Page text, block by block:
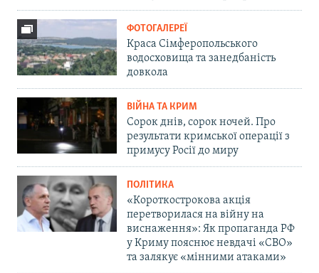
ФОТОГАЛЕРЕЇ
Краса Сімферопольського
водосховища та занедбаність
довкола
ВІЙНА ТА КРИМ
Сорок днів, сорок ночей. Про
результати кримської операції з
примусу Росії до миру
ПОЛІТИКА
«Короткострокова акція
перетворилася на війну на
виснаження»: Як пропаганда РФ
у Криму пояснює невдачі «СВО»
та залякує «мінними атаками»